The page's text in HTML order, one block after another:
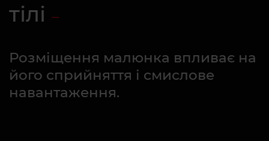
тілі
Розміщення малюнка впливає на
його сприйняття і смислове
навантаження.